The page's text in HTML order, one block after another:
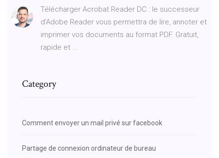
Télécharger Acrobat Reader DC : le successeur
d'Adobe Reader vous permettra de lire, annoter et
imprimer vos documents au format PDF. Gratuit,
rapide et ...
Category
Comment envoyer un mail privé sur facebook
Partage de connexion ordinateur de bureau